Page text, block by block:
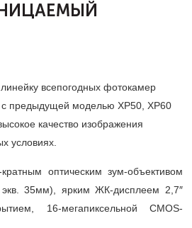
всепогодных фотокамер
предыдущей моделью XP50, XP60
качество изображения
условиях.
кратным оптическим зум-объективом
35мм), ярким ЖК-дисплеем 2,7″
16-мегапиксельной CMOS-